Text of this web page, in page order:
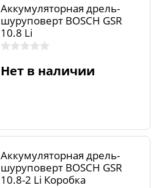
Аккумуляторная дрель-
шуруповерт BOSCH GSR
10.8 Li
Нет в наличии
Аккумуляторная дрель-
шуруповерт BOSCH GSR
10.8-2 Li Коробка